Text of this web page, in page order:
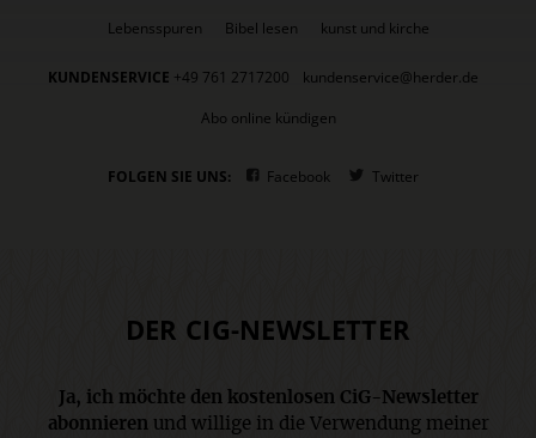
Lebensspuren
Bibel lesen kunst und kirche
KUNDENSERVICE +49 761 2717200
kundenservice@herder.de
Abo online kündigen
FOLGEN SIE UNS: Facebook Twitter
DER CIG-NEWSLETTER
Ja, ich möchte den kostenlosen CiG-Newsletter
abonnieren und willige in die Verwendung meiner